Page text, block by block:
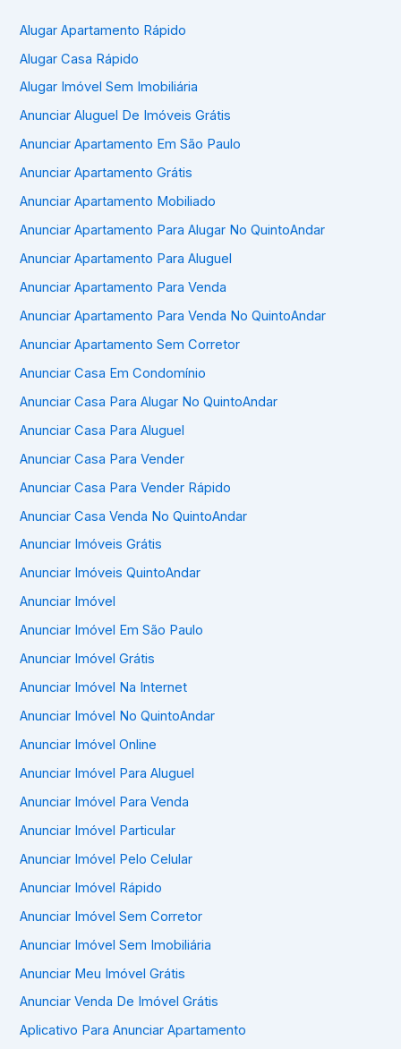
Alugar Apartamento Rápido
Alugar Casa Rápido
Alugar Imóvel Sem Imobiliária
Anunciar Aluguel De Imóveis Grátis
Anunciar Apartamento Em São Paulo
Anunciar Apartamento Grátis
Anunciar Apartamento Mobiliado
Anunciar Apartamento Para Alugar No QuintoAndar
Anunciar Apartamento Para Aluguel
Anunciar Apartamento Para Venda
Anunciar Apartamento Para Venda No QuintoAndar
Anunciar Apartamento Sem Corretor
Anunciar Casa Em Condomínio
Anunciar Casa Para Alugar No QuintoAndar
Anunciar Casa Para Aluguel
Anunciar Casa Para Vender
Anunciar Casa Para Vender Rápido
Anunciar Casa Venda No QuintoAndar
Anunciar Imóveis Grátis
Anunciar Imóveis QuintoAndar
Anunciar Imóvel
Anunciar Imóvel Em São Paulo
Anunciar Imóvel Grátis
Anunciar Imóvel Na Internet
Anunciar Imóvel No QuintoAndar
Anunciar Imóvel Online
Anunciar Imóvel Para Aluguel
Anunciar Imóvel Para Venda
Anunciar Imóvel Particular
Anunciar Imóvel Pelo Celular
Anunciar Imóvel Rápido
Anunciar Imóvel Sem Corretor
Anunciar Imóvel Sem Imobiliária
Anunciar Meu Imóvel Grátis
Anunciar Venda De Imóvel Grátis
Aplicativo Para Anunciar Apartamento